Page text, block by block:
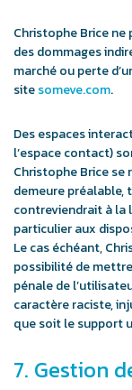
Christophe Brice
des dommages
marché ou perte
sitesomeve.com.
Des espaces
l’espace contact)
Christophe Brice se
demeure préalable,
contreviendrait à la
particulier aux
Le cas échéant,
possibilité de
pénale de
caractère raciste,
que soit le support
7. Gestion